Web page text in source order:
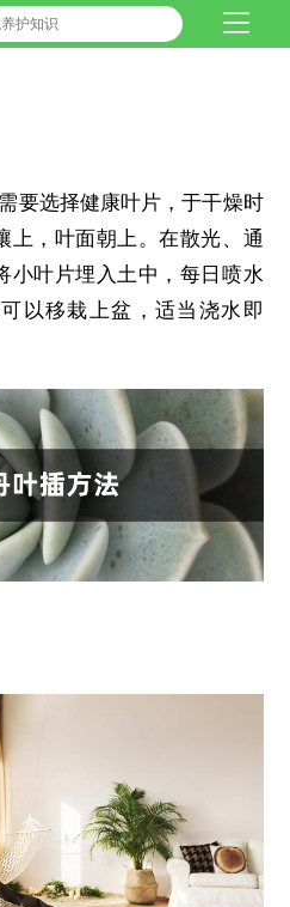
要选择健康叶片，于干燥时
上，叶面朝上。在散光、通
小叶片埋入土中，每日喷水
以移栽上盆，适当浇水即